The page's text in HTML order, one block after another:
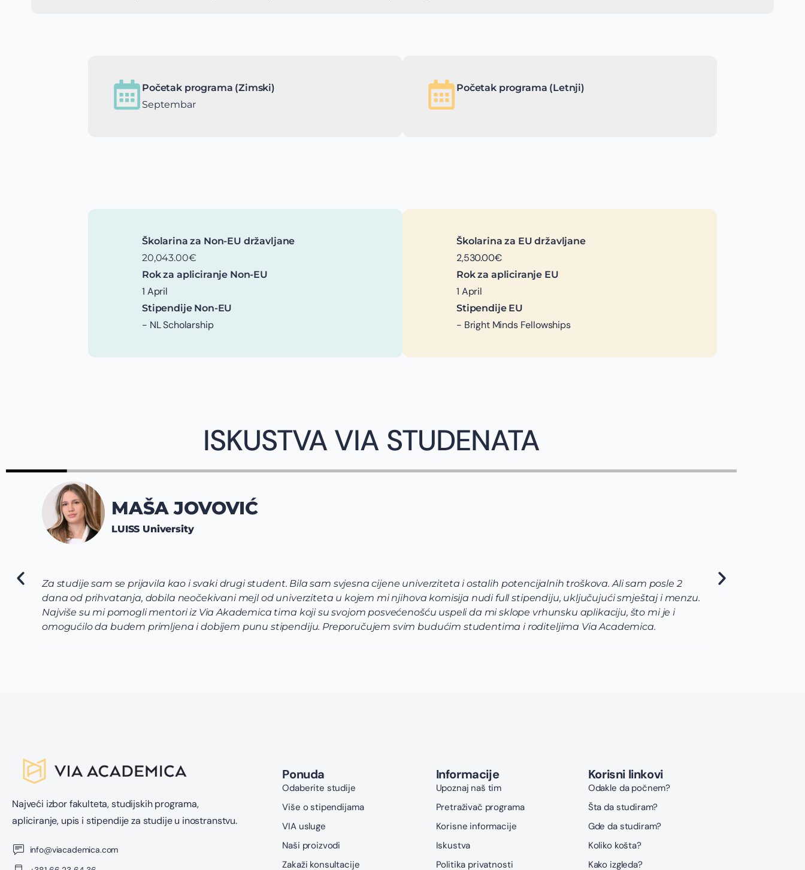
Početak programa (Zimski)
Septembar
Početak programa (Letnji)
Školarina za Non-EU državljane
20,043.00€
Rok za apliciranje Non-EU
1 April
Stipendije Non-EU
- NL Scholarship
Školarina za EU državljane
2,530.00€
Rok za apliciranje EU
1 April
Stipendije EU
- Bright Minds Fellowships
ISKUSTVA VIA STUDENATA
Za studije sam se prijavila kao i svaki drugi student. Bila sam svjesna cijene univerziteta i ostalih potencijalnih troškova. Ali sam posle 2
dana od prihvatanja, dobila neočekivani mejl od univerziteta u kojem mi njihova komisija nudi full stipendiju, uključujući smještaj i menzu.
Najviše su mi pomogli mentori iz Via Akademica tima koji su svojom posvećenošću uspeli da mi sklope vrhunsku aplikaciju, što mi je i
omogućilo da budem primljena i dobijem punu stipendiju. Preporučujem svim budućim studentima i roditeljima Via Academica.
MAŠA JOVOVIĆ
LUISS University
Najveći izbor fakulteta, studijskih programa,
apliciranje, upis i stipendije za studije u inostranstvu.
info@viacademica.com
Ponuda
Odaberite studije
Više o stipendijama
VIA usluge
Naši proizvodi
Zakaži konsultacije
Informacije
Upoznaj naš tim
Pretraživač programa
Korisne informacije
Iskustva
Politika privatnosti
Korisni linkovi
Odakle da počnem?
Šta da studiram?
Gde da studiram?
Koliko košta?
Kako izgleda?